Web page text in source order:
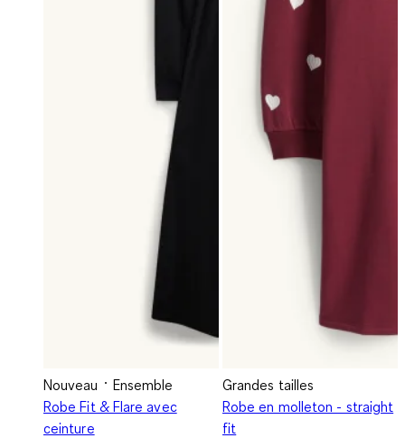
Nouveau
Ensemble
Robe Fit & Flare avec
ceinture
Grandes tailles
Robe en molleton - straight
fit